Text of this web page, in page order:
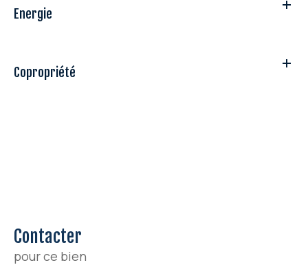
Energie
Copropriété
Contacter
pour ce bien